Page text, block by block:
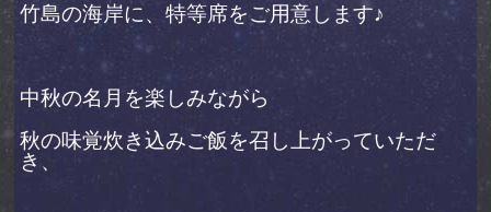
竹島の海岸に、特等席をご用意します♪
中秋の名月を楽しみながら
秋の味覚炊き込みご飯を召し上がっていただ
き、